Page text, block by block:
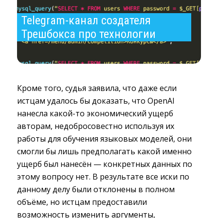
Telegram-канал создателя
Трешбокса про технологии
Кроме того, судья заявила, что даже если
истцам удалось бы доказать, что OpenAI
нанесла какой-то экономический ущерб
авторам, недобросовестно используя их
работы для обучения языковых моделей, они
смогли бы лишь предполагать какой именно
ущерб был нанесён — конкретных данных по
этому вопросу нет. В результате все иски по
данному делу были отклонены в полном
объёме, но истцам предоставили
возможность изменить аргументы,